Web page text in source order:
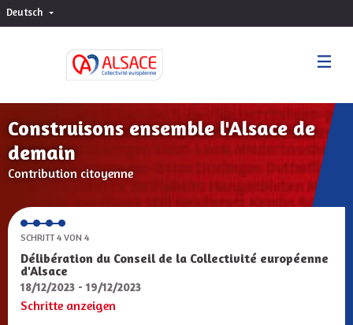
Deutsch Choisir la langue
Construisons ensemble l'Alsace de
demain
Contribution citoyenne
SCHRITT 4 VON 4
Délibération du Conseil de la Collectivité européenne
d'Alsace
18/12/2023 - 19/12/2023
Schritte anzeigen